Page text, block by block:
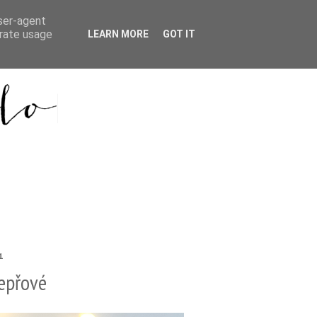
agent
usage
LEARN MORE GOT IT